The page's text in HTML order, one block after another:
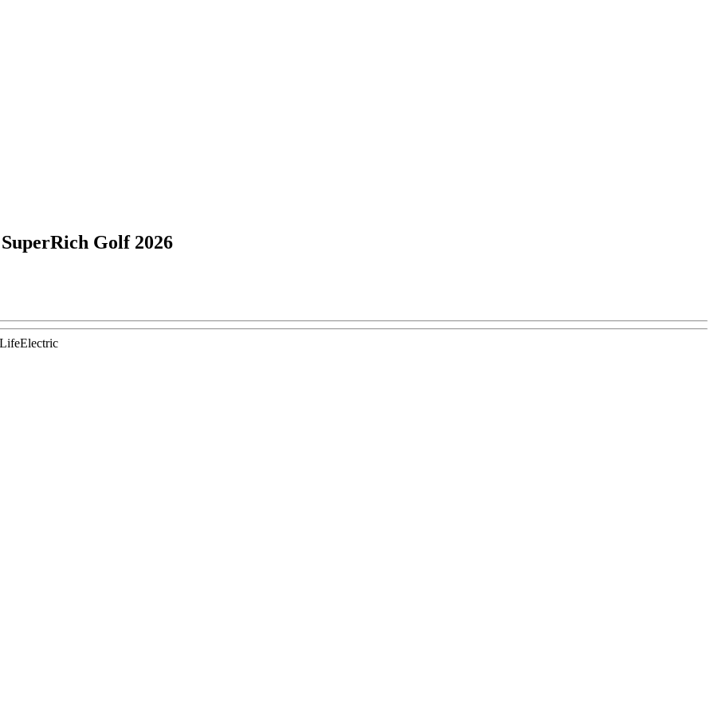
Golf 2026